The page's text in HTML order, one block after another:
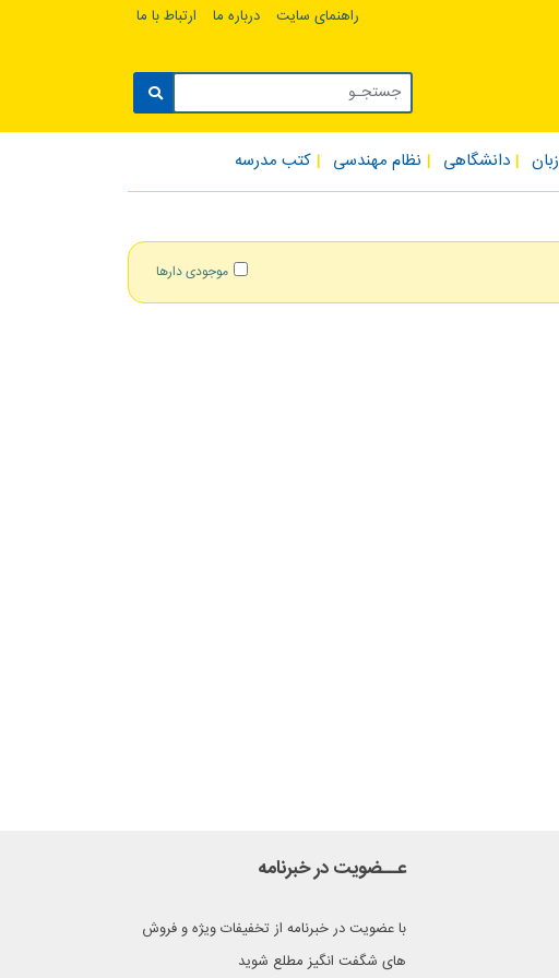
راهنمای سایت درباره ما ارتباط با ما
زبان دانشگاهی نظام مهندسی کتب مدرسه
موجودی دارها
عــضویت در خبرنامه
با عضویت در خبرنامه از تخفیفات ویژه و فروش
های شگفت انگیز مطلع شوید